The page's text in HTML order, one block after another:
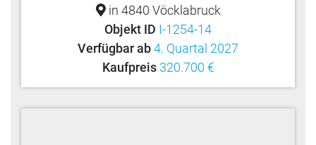
in 4840 Vöcklabruck
Objekt ID I-1254-14
Verfügbar ab4. Quartal 2027
Kaufpreis 320.700 €